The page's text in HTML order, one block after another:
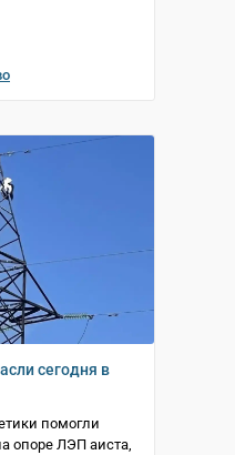
сегодня в
помогли
опоре ЛЭП аиста,